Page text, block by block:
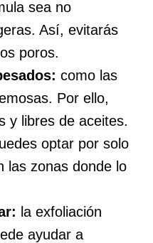
sea no
Así, evitarás
poros.
como las
Por ello,
y libres de aceites.
optar por solo
las zonas donde lo
la exfoliación
ayudar a